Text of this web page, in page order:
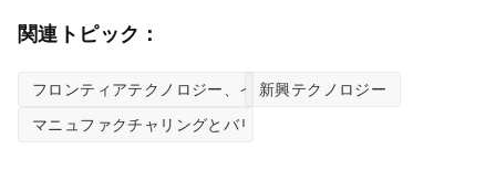
関連トピック：
フロンティアテクノロジー、イノベーションセンター
新興テクノロジー
マニュファクチャリングとバリューチェーン